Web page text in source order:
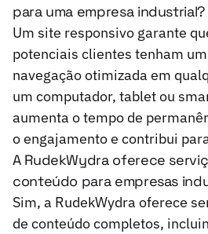
para uma empresa industrial?
Um site responsivo garante
potenciais clientes tenham
navegação otimizada em
um computador, tablet ou
aumenta o tempo de
o engajamento e contribui
A RudekWydra oferece
conteúdo para empresas
Sim, a RudekWydra oferece
de conteúdo completos,